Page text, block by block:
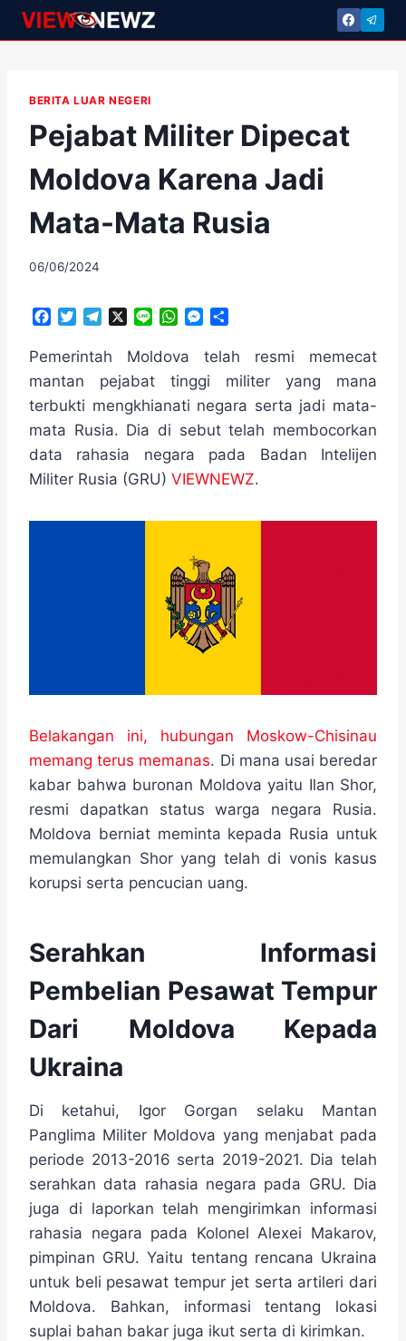
Skip
to
BERITA LUAR NEGERI
Pejabat Militer Dipecat
Moldova Karena Jadi
Mata-Mata Rusia
By
06/06/2024
c
b
o
o
i
t
e
r
l
g
r
a
n
W
a
t
s
A
p
M
s
s
e
n
g
a
e
Pemerintah Moldova telah resmi memecat
mantan pejabat tinggi militer yang mana
terbukti mengkhianati negara serta jadi mata-
mata Rusia. Dia di sebut telah membocorkan
data rahasia negara pada Badan Intelijen
Militer Rusia (GRU) VIEWNEWZ.
Belakangan ini, hubungan Moskow-Chisinau
memang terus memanas. Di mana usai beredar
kabar bahwa buronan Moldova yaitu Ilan Shor,
resmi dapatkan status warga negara Rusia.
Moldova berniat meminta kepada Rusia untuk
memulangkan Shor yang telah di vonis kasus
korupsi serta pencucian uang.
Serahkan Informasi
Pembelian Pesawat Tempur
Dari Moldova Kepada
Ukraina
Di ketahui, Igor Gorgan selaku Mantan
Panglima Militer Moldova yang menjabat pada
periode 2013-2016 serta 2019-2021. Dia telah
serahkan data rahasia negara pada GRU. Dia
juga di laporkan telah mengirimkan informasi
rahasia negara pada Kolonel Alexei Makarov,
pimpinan GRU. Yaitu tentang rencana Ukraina
untuk beli pesawat tempur jet serta artileri dari
Moldova. Bahkan, informasi tentang lokasi
suplai bahan bakar juga ikut serta di kirimkan.